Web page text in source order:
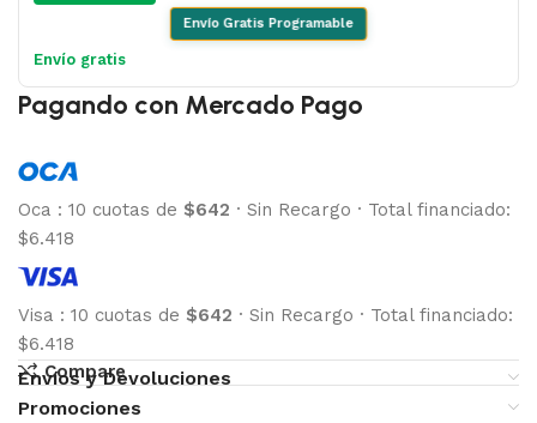
Envío Gratis Programable
Envío gratis
Pagando con Mercado Pago
Oca : 10 cuotas de $642 · Sin Recargo · Total financiado:
$6.418
Visa : 10 cuotas de $642 · Sin Recargo · Total financiado:
$6.418
Compare
Envíos y Devoluciones
Promociones